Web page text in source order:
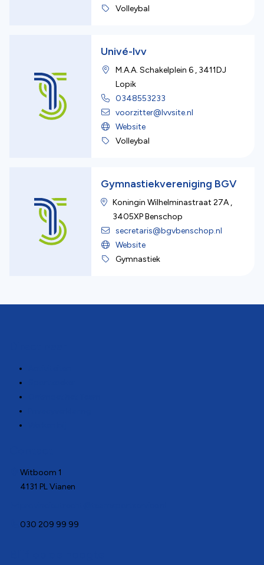
Volleybal
Univé-lvv
M.A.A. Schakelplein 6 , 3411DJ
Lopik
0348553233
voorzitter@lvvsite.nl
Website
Volleybal
Gymnastiekvereniging BGV
Koningin Wilhelminastraat 27A ,
3405XPBenschop
secretaris@bgvbenschop.nl
Website
Gymnastiek
Witboom 1
4131 PL Vianen
030 209 99 99